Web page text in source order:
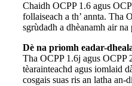
Chaidh OCPP 1.6 agus
follaiseach a th’ annta. Tha
sgrùdadh a dhèanamh air na
Dè na prìomh eadar-
Tha OCPP 1.6j agus OCPP
tèarainteachd agus iomlaid
cosgais suas ris an latha